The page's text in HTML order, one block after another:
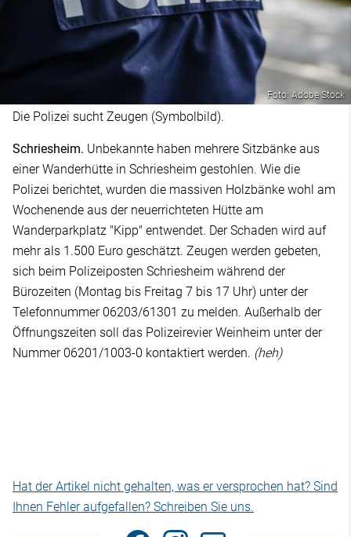
Foto: Adobe Stock
Die Polizei sucht Zeugen (Symbolbild).
Schriesheim. Unbekannte haben mehrere Sitzbänke aus
einer Wanderhütte in Schriesheim gestohlen. Wie die
Polizei berichtet, wurden die massiven Holzbänke wohl am
Wochenende aus der neuerrichteten Hütte am
Wanderparkplatz "Kipp" entwendet. Der Schaden wird auf
mehr als 1.500 Euro geschätzt. Zeugen werden gebeten,
sich beim Polizeiposten Schriesheim während der
Bürozeiten (Montag bis Freitag 7 bis 17 Uhr) unter der
Telefonnummer 06203/61301 zu melden. Außerhalb der
Öffnungszeiten soll das Polizeirevier Weinheim unter der
Nummer 06201/1003-0 kontaktiert werden. (heh)
Hat der Artikel nicht gehalten, was er versprochen hat? Sind
Ihnen Fehler aufgefallen? Schreiben Sie uns.